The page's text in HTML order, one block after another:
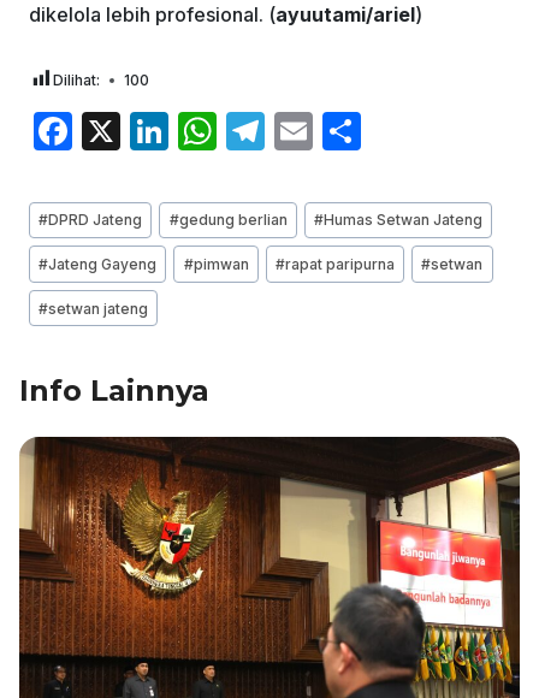
dikelola lebih profesional. (ayuutami/ariel)
Dilihat: 100
F
c
e
b
o
k
X
Li
k
e
dI
W
at
s
A
T
e
gr
a
E
ai
l
ar
e
Post
Tags:
#DPRD Jateng #gedung berlian #Humas Setwan Jateng
#Jateng Gayeng #pimwan #rapat paripurna #setwan
#setwan jateng
Info Lainnya